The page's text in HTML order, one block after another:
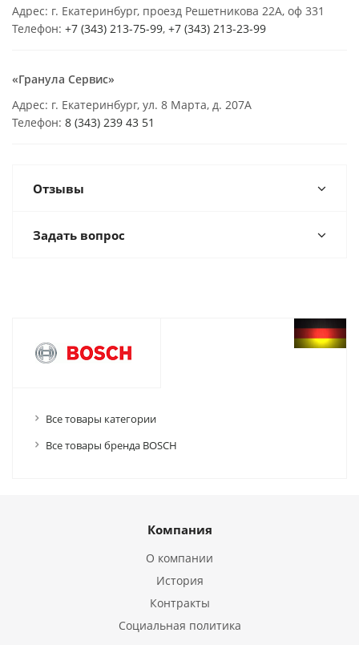
Адрес: г. Екатеринбург, проезд Решетникова 22А, оф 331
Телефон: +7 (343) 213-75-99, +7 (343) 213-23-99
«Гранула Сервис»
Адрес: г. Екатеринбург, ул. 8 Марта, д. 207А
Телефон: 8 (343) 239 43 51
Отзывы
Задать вопрос
Все товары категории
Все товары бренда BOSCH
Компания
О компании
История
Контракты
Социальная политика